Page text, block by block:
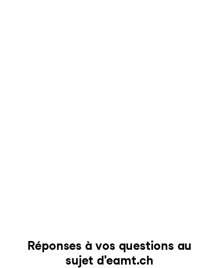
Réponses à vos questions au
sujet d'eamt.ch